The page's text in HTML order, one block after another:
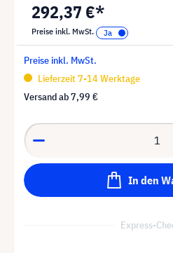
292,37 €*
Preise inkl. MwSt.
Preise inkl. MwSt.
Lieferzeit 7-14 Werktage
Versand ab7,99 €
In den
Express-